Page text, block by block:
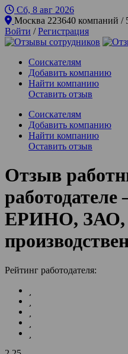
Сб, 8 авг 2026
Москва
Войти /Регистрация
Соискателям
Добавить компанию
Найти компанию
Оставить отзыв
Соискателям
Добавить компанию
Найти компанию
Оставить отзыв
Отзыв
ЕРИНО, ЗАО,
Рейтинг работодателя: